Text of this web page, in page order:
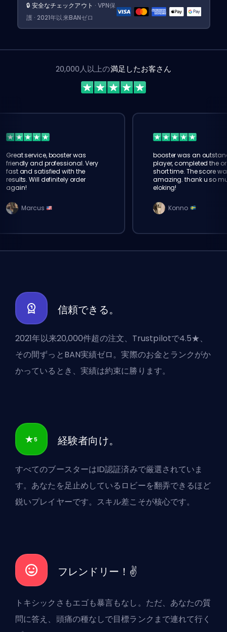
🔒 安全なチェックアウト · VPN保
護 · 2021年以来BANゼロ
20,000人以上の満足したお客さん
Great service, booster was
friendly and professional. Very
fast and satisfied with the
results. Will definitely order
again!
Marcus
booster was an
player, completed the
short time. The score
amazing. thank u so
eloking!
Konno
信頼できる。
2021年以来20,000件超の注文、Trustpilotで4.5★、
その間ずっとBAN実績ゼロ。実際のお金とランクがか
かっているとき、実績は約束に勝ります。
経験者向け。
すべてのブースターはID認証済みで厳選されていま
す。あなたを足止めしているロビーを翻弄できるほど
鋭いプレイヤーです。スキル差こそが核心です。
フレンドリー！✌️
トキシックさもエゴも暴言もなし。ただ、あなたの質
問に答え、頭痛の種なしで目標ランクまで連れて行く